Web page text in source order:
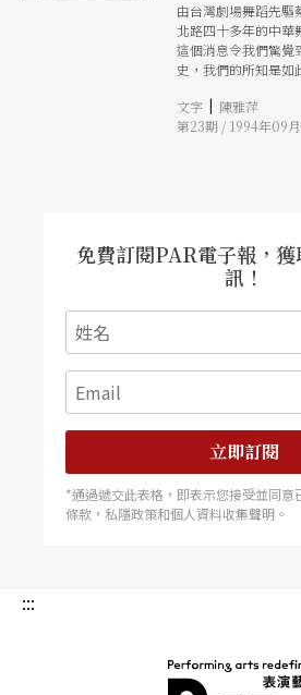
由台灣劇場舞蹈先驅
北路四十多年的中華
這個消息令我們驚覺
史，我們的所知是如
現址有一場蔡瑞月的
期與蔡瑞月習舞多年
文字 | 陳雅萍
第23期 / 1994年09
免費訂閱PAR電子報，
訊！
立即訂閱
*通過遞交此表格，即表示您接受並同意
條款，私隱政策和個人資料收集聲明。
:::